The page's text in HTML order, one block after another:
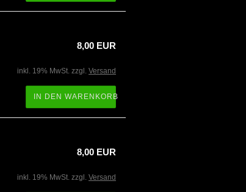
8,00 EUR
inkl. 19% MwSt. zzgl. Versand
IN DEN WARENKORB
8,00 EUR
inkl. 19% MwSt. zzgl. Versand